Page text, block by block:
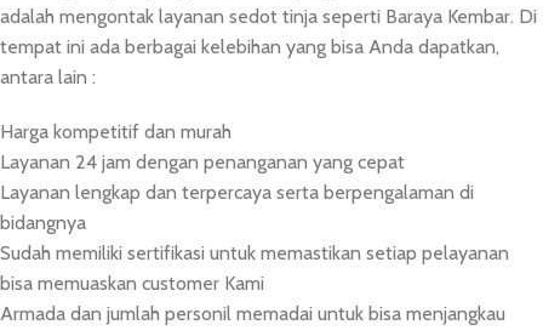
adalah mengontak layanan sedot tinja seperti Baraya Kembar. Di
tempat ini ada berbagai kelebihan yang bisa Anda dapatkan,
antara lain :
Harga kompetitif dan murah
Layanan 24 jam dengan penanganan yang cepat
Layanan lengkap dan terpercaya serta berpengalaman di
bidangnya
Sudah memiliki sertifikasi untuk memastikan setiap pelayanan
bisa memuaskan customer Kami
Armada dan jumlah personil memadai untuk bisa menjangkau